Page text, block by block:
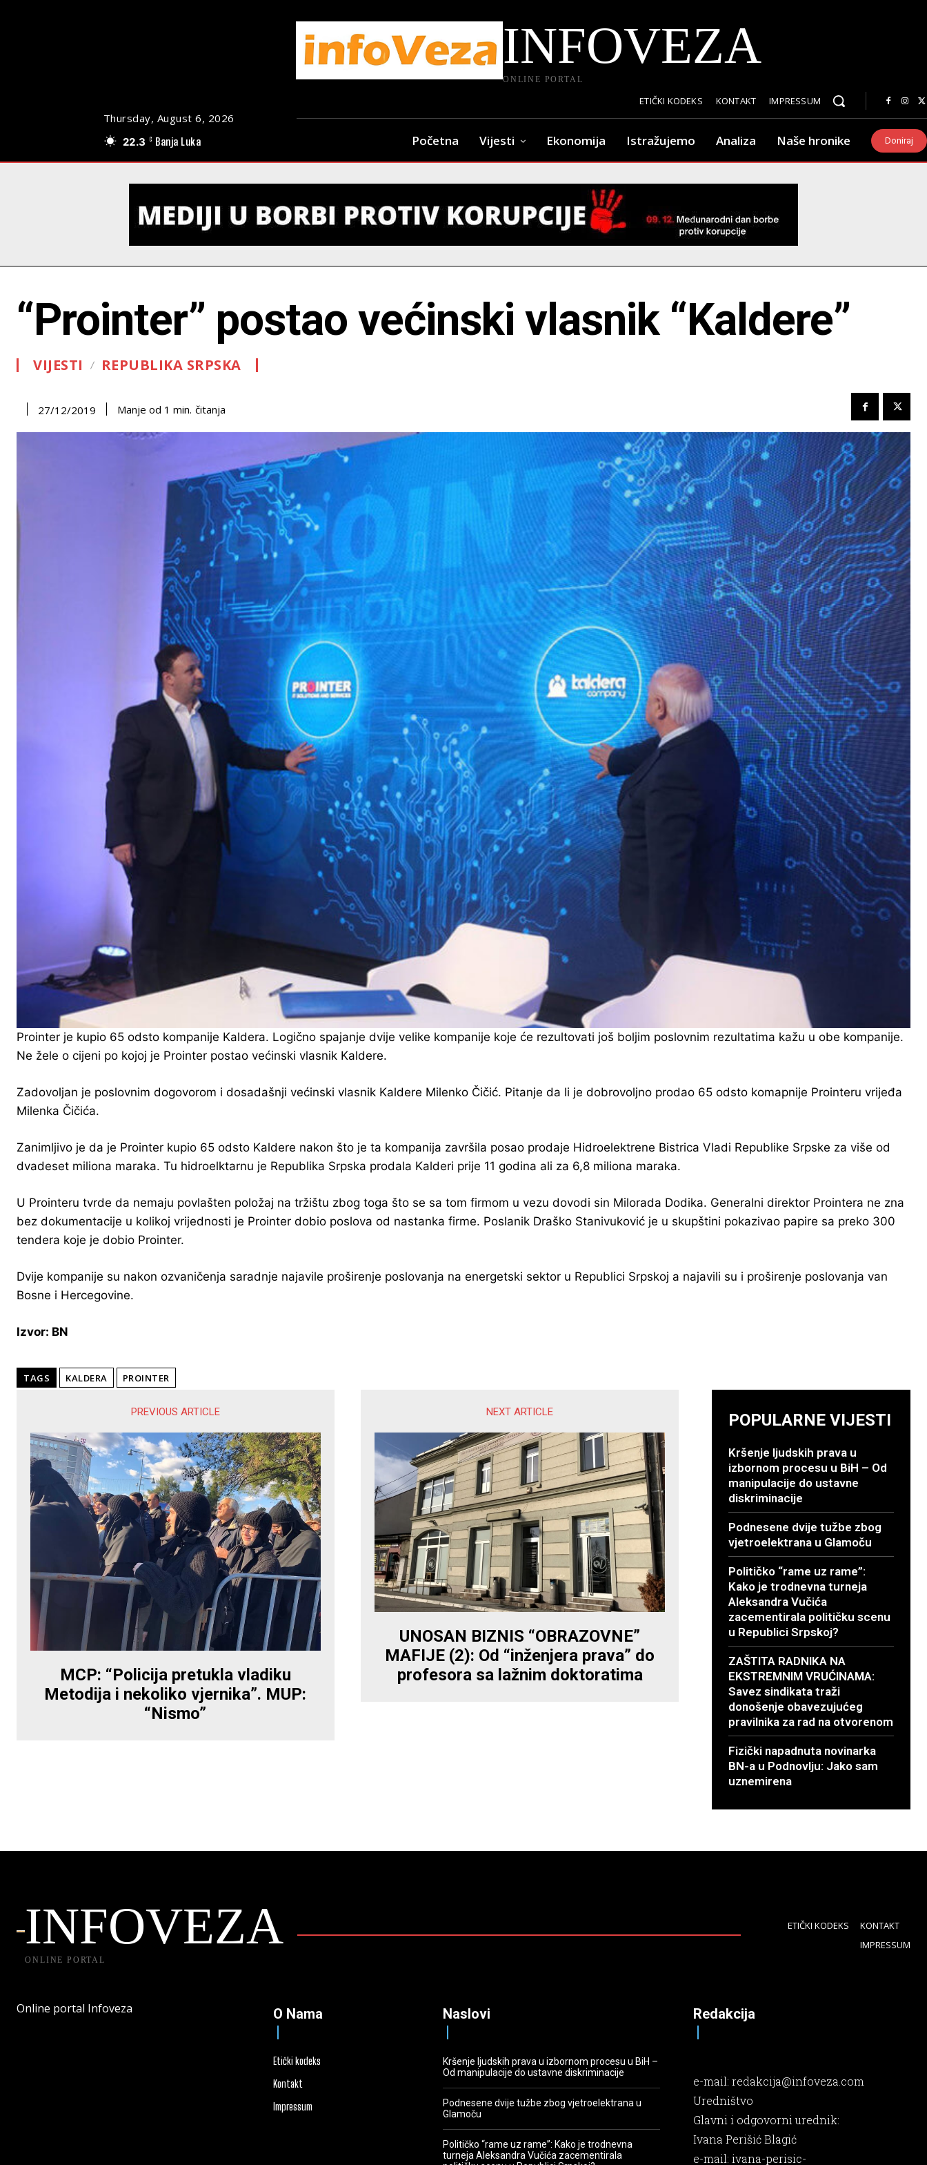
Thursday, August 6, 2026
22.3 C Banja Luka
INFOVEZA
ONLINE PORTAL
ETIČKI KODEKS KONTAKT IMPRESSUM
Početna Vijesti Ekonomija Istražujemo Analiza Naše hronike Doniraj
“Prointer” postao većinski vlasnik “Kaldere”
VIJESTI REPUBLIKA SRPSKA
27/12/2019 Manje od 1 min. čitanja
Prointer je kupio 65 odsto kompanije Kaldera. Logično spajanje dvije velike kompanije koje će rezultovati još boljim poslovnim rezultatima kažu u obe kompanije.
Ne žele o cijeni po kojoj je Prointer postao većinski vlasnik Kaldere.
Zadovoljan je poslovnim dogovorom i dosadašnji većinski vlasnik Kaldere Milenko Čičić. Pitanje da li je dobrovoljno prodao 65 odsto komapnije Prointeru vrijeđa
Milenka Čičića.
Zanimljivo je da je Prointer kupio 65 odsto Kaldere nakon što je ta kompanija završila posao prodaje Hidroelektrene Bistrica Vladi Republike Srpske za više od
dvadeset miliona maraka. Tu hidroelktarnu je Republika Srpska prodala Kalderi prije 11 godina ali za 6,8 miliona maraka.
U Prointeru tvrde da nemaju povlašten položaj na tržištu zbog toga što se sa tom firmom u vezu dovodi sin Milorada Dodika. Generalni direktor Prointera ne zna
bez dokumentacije u kolikoj vrijednosti je Prointer dobio poslova od nastanka firme. Poslanik Draško Stanivuković je u skupštini pokazivao papire sa preko 300
tendera koje je dobio Prointer.
Dvije kompanije su nakon ozvaničenja saradnje najavile proširenje poslovanja na energetski sektor u Republici Srpskoj a najavili su i proširenje poslovanja van
Bosne i Hercegovine.
Izvor: BN
TAGS KALDERA PROINTER
PREVIOUS ARTICLE
MCP: “Policija pretukla vladiku
Metodija i nekoliko vjernika”. MUP:
“Nismo”
NEXT ARTICLE
UNOSAN BIZNIS “OBRAZOVNE”
MAFIJE (2): Od “inženjera prava” do
profesora sa lažnim doktoratima
POPULARNE VIJESTI
Kršenje ljudskih prava u
izbornom procesu u BiH – Od
manipulacije do ustavne
diskriminacije
Podnesene dvije tužbe zbog
vjetroelektrana u Glamoču
Političko “rame uz rame”:
Kako je trodnevna turneja
Aleksandra Vučića
zacementirala političku scenu
u Republici Srpskoj?
ZAŠTITA RADNIKA NA
EKSTREMNIM VRUĆINAMA:
Savez sindikata traži
donošenje obavezujućeg
pravilnika za rad na otvorenom
Fizički napadnuta novinarka
BN-a u Podnovlju: Jako sam
uznemirena
INFOVEZA
ONLINE PORTAL
ETIČKI KODEKS
KONTAKT
IMPRESSUM
Online portal Infoveza O Nama
Etički kodeks
Kontakt
Impressum
Naslovi
Kršenje ljudskih prava u izbornom procesu u BiH –
Od manipulacije do ustavne diskriminacije
Podnesene dvije tužbe zbog vjetroelektrana u
Glamoču
Političko “rame uz rame”: Kako je trodnevna
turneja Aleksandra Vučića zacementirala
Redakcija
e-mail:redakcija@infoveza.com
Uredništvo
Glavni i odgovorni urednik:
Ivana Perišić Blagić
e-mail:ivana-perisic-